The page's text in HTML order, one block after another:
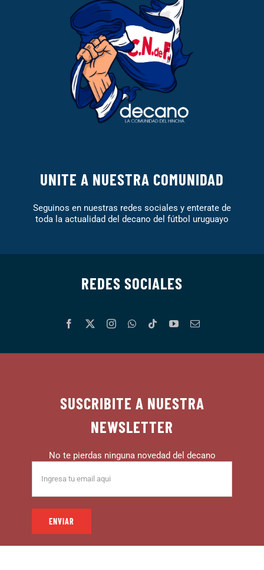
UNITE A NUESTRA COMUNIDAD
Seguinos en nuestras redes sociales y enterate de
toda la actualidad del decano del fútbol uruguayo
REDES SOCIALES
SUSCRIBITE A NUESTRA
NEWSLETTER
No te pierdas ninguna novedad del decano